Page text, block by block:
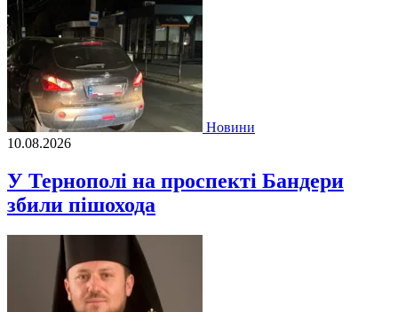
Новини
10.08.2026
У Тернополі на проспекті Бандери
збили пішохода